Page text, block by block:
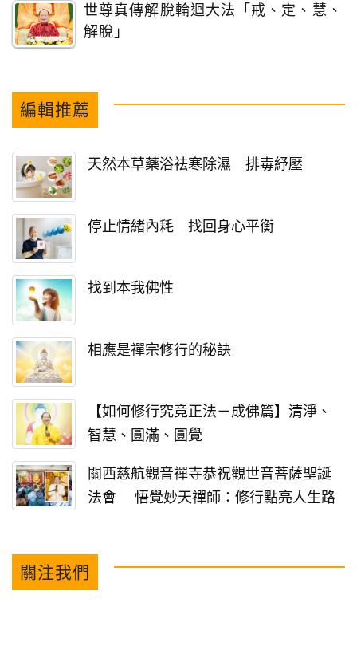
世尊真傳解脫輪迴大法「戒、定、慧、
解脫」
編輯推薦
天然本草藥浴祛寒除濕 排毒紓壓
停止情緒內耗 找回身心平衡
找到本我佛性
相應是禪宗修行的秘訣
【如何修行究竟正法－成佛篇】清淨、
智慧、圓滿、圓覺
關西慈航觀音禪寺恭祝觀世音菩薩聖誕
法會 悟覺妙天禪師：修行點亮人生路
關注我們